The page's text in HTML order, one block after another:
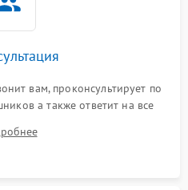
вам, проконсультирует по
а также ответит на все